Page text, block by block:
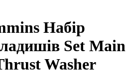
Набір
Set Main
Washer